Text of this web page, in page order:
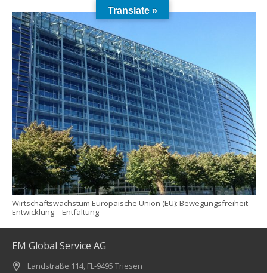
Wirtschaftswachstum Europäische Union (EU): Bewegungsfreiheit –
Entwicklung – Entfaltung
EM Global Service AG
Landstraße 114, FL-9495 Triesen
Translate »